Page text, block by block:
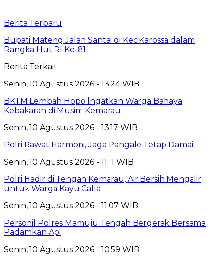
Berita Terbaru
Bupati Mateng Jalan Santai di Kec.Karossa dalam
Rangka Hut RI Ke-81
Berita Terkait
Senin, 10 Agustus 2026 - 13:24 WIB
BKTM Lembah Hopo lngatkan Warga Bahaya
Kebakaran di Musim Kemarau
Senin, 10 Agustus 2026 - 13:17 WIB
Polri Rawat Harmoni, Jaga Pangale Tetap Damai
Senin, 10 Agustus 2026 - 11:11 WIB
Polri Hadir di Tengah Kemarau, Air Bersih Mengalir
untuk Warga Kayu Calla
Senin, 10 Agustus 2026 - 11:07 WIB
Personil Polres Mamuju Tengah Bergerak Bersama
Padamkan Api
Senin, 10 Agustus 2026 - 10:59 WIB